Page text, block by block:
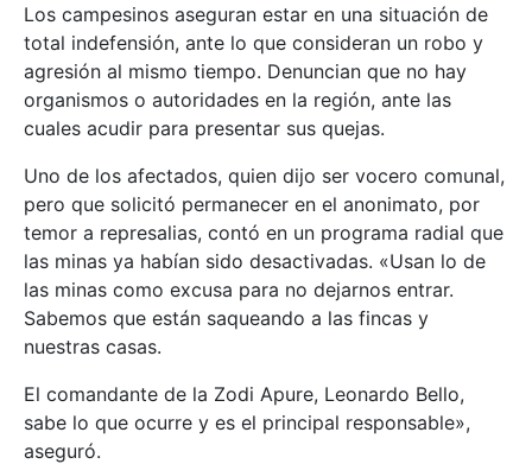
Los campesinos aseguran estar en una situación de
total indefensión, ante lo que consideran un robo y
agresión al mismo tiempo. Denuncian que no hay
organismos o autoridades en la región, ante las
cuales acudir para presentar sus quejas.
Uno de los afectados, quien dijo ser vocero comunal,
pero que solicitó permanecer en el anonimato, por
temor a represalias, contó en un programa radial que
las minas ya habían sido desactivadas. «Usan lo de
las minas como excusa para no dejarnos entrar.
Sabemos que están saqueando a las fincas y
nuestras casas.
El comandante de la Zodi Apure, Leonardo Bello,
sabe lo que ocurre y es el principal responsable»,
aseguró.